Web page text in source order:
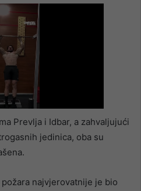
Prevlja i Idbar, a zahvaljujući
jedinica, oba su
najvjerovatnije je bio